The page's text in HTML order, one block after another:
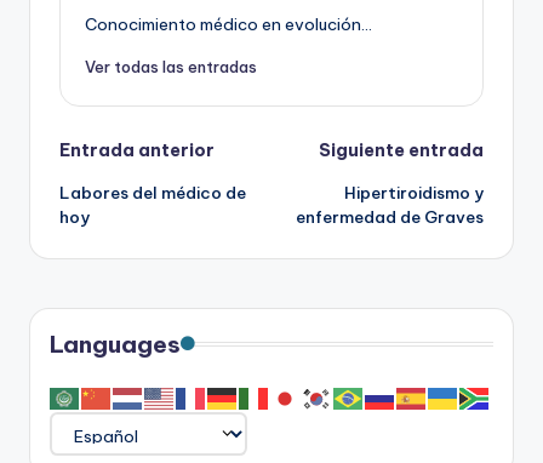
Conocimiento médico en evolución...
Ver todas las entradas
Navegación
de
entradas
Entrada anterior
Labores del médico de
hoy
Siguiente entrada
Hipertiroidismo y
enfermedad de Graves
Languages